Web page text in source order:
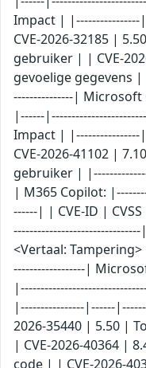
Impact | |----------------
CVE-2026-32185 |
gebruiker | | CVE-
gevoelige gegevens |
---------------|
|------
Impact | |----------------
CVE-2026-41102 |
gebruiker |
| M365 Copilot:
------| | CVE-ID |
<Vertaal: Tampering>
------------------|
|----------------|------
2026-35440 | 5.50 |
| CVE-2026-40364 |
code | | CVE-2026-